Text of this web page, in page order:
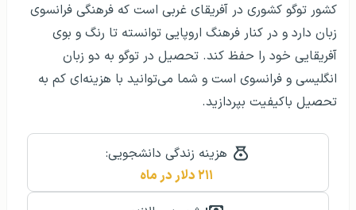
کشور توگو کشوری در آفریقای غربی است که فرهنگی فرانسوی
زبان دارد و در کنار فرهنگ اروپایی توانسته تا رنگ و بوی
آفریقایی خود را حفظ کند. تحصیل در توگو به دو زبان
انگلیسی و فرانسوی است و شما می‌توانید با هزینه‌ای کم به
تحصیل باکیفیت بپردازید.
هزینه زندگی دانشجویی:
۲۱۱ دلار در ماه